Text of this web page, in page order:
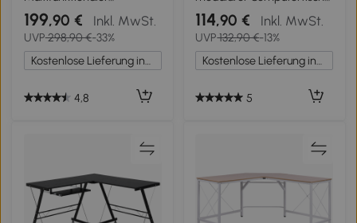
Computertisch mit viel
Stauraum Doppeltes Fach
+ Schublade und Schrank
aus Holz
199,90 € Inkl. MwSt.
UVP298,90 €-33%
Kostenlose Lieferung innerhalb Deutschlands
4,8
integriertes Bücherregal +
3-stufiges Regal weiß und
Naturholz
114,90 € Inkl. MwSt.
UVP132,90 €-13%
Kostenlose Lieferung innerhalb Deutschlands
5